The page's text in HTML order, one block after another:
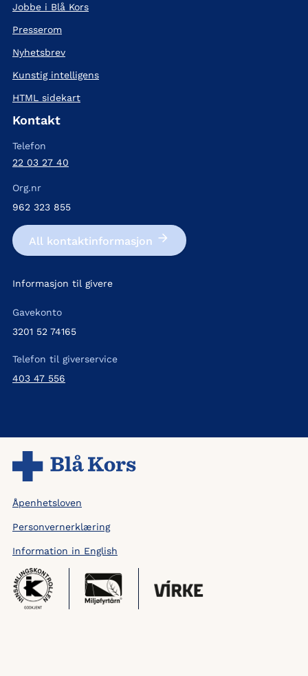
Jobbe i Blå Kors
Presserom
Nyhetsbrev
Kunstig intelligens
HTML sidekart
Kontakt
Telefon
22 03 27 40
Org.nr
962 323 855
All kontakt­informasjon
Informasjon til givere
Gavekonto
3201 52 74165
Telefon til giverservice
403 47 556
Åpenhetsloven
Personvernerklæring
Information in English